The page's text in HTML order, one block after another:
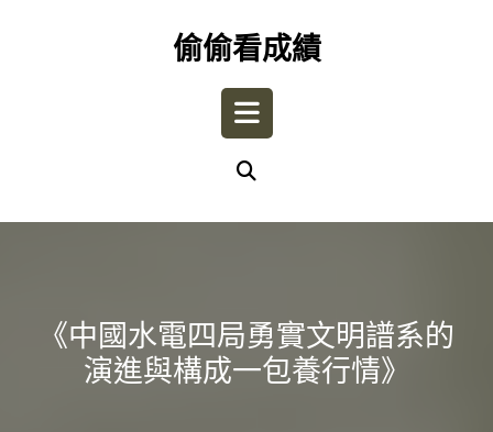
偷偷看成績
Open
《中國水電四局勇實文明譜系的
演進與構成一包養行情》